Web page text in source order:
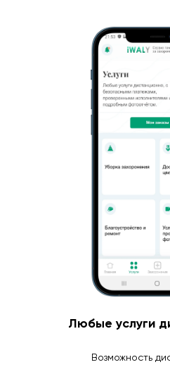
Любые услуги
Возможность